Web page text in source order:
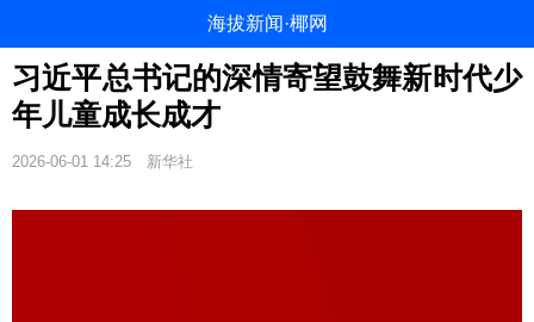
海拔新闻·椰网
习近平总书记的深情寄望鼓舞新时代少
年儿童成长成才
2026-06-01 14:25 新华社